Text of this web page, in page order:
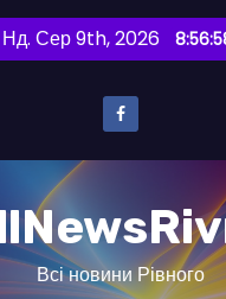
Нд. Сер 9th, 2026
Всі новини Рівного